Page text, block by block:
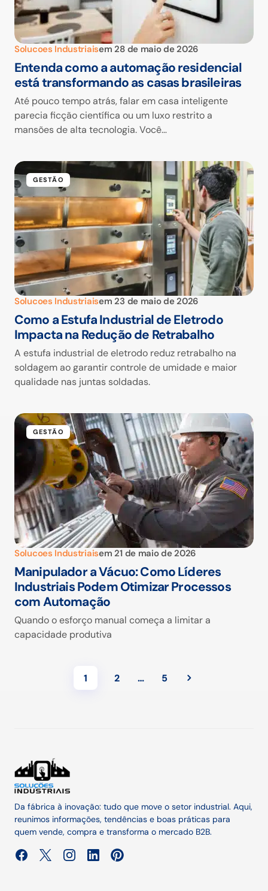
Solucoes Industriaisem 28 de maio de 2026
Entenda como a automação residencial
está transformando as casas brasileiras
Até pouco tempo atrás, falar em casa inteligente
parecia ficção científica ou um luxo restrito a
mansões de alta tecnologia. Você…
GESTÃO
Solucoes Industriaisem 23 de maio de 2026
Como a Estufa Industrial de Eletrodo
Impacta na Redução de Retrabalho
A estufa industrial de eletrodo reduz retrabalho na
soldagem ao garantir controle de umidade e maior
qualidade nas juntas soldadas.
GESTÃO
Solucoes Industriaisem 21 de maio de 2026
Manipulador a Vácuo: Como Líderes
Industriais Podem Otimizar Processos
com Automação
Quando o esforço manual começa a limitar a
capacidade produtiva
1 2 … 5
Da fábrica à inovação: tudo que move o setor industrial. Aqui,
reunimos informações, tendências e boas práticas para
quem vende, compra e transforma o mercado B2B.